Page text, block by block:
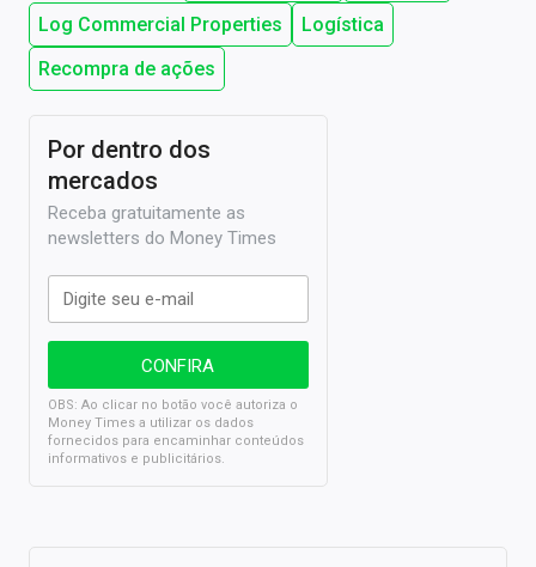
Log Commercial Properties
Logística
Recompra de ações
Por dentro dos
mercados
Receba gratuitamente as
newsletters do Money Times
OBS: Ao clicar no botão você autoriza o
Money Times a utilizar os dados
fornecidos para encaminhar conteúdos
informativos e publicitários.